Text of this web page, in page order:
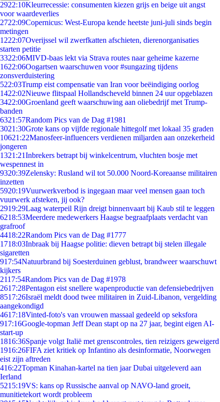
2922:10Kleurrecessie: consumenten kiezen grijs en beige uit angst
voor waardeverlies
2722:09Copernicus: West-Europa kende heetste juni-juli sinds begin
metingen
1222:07Overijssel wil zwerfkatten afschieten, dierenorganisaties
starten petitie
3322:06MIVD-baas lekt via Strava routes naar geheime kazerne
1622:06Oogartsen waarschuwen voor #sungazing tijdens
zonsverduistering
522:03Trump eist compensatie van Iran voor beëindiging oorlog
1422:02Nieuwe flitspaal Hollandscheveld binnen 24 uur opgeblazen
3422:00Groenland geeft waarschuwing aan oliebedrijf met Trump-
banden
6321:57Random Pics van de Dag #1981
3021:30Grote kans op vijfde regionale hittegolf met lokaal 35 graden
10621:22Manosfeer-influencers verdienen miljarden aan onzekerheid
jongeren
1321:21Inbrekers betrapt bij winkelcentrum, vluchten bosje met
wespennest in
9320:39Zelensky: Rusland wil tot 50.000 Noord-Koreaanse militairen
inzetten
5920:19Vuurwerkverbod is ingegaan maar veel mensen gaan toch
vuurwerk afsteken, jij ook?
2919:29Laag waterpeil Rijn dreigt binnenvaart bij Kaub stil te leggen
6218:53Meerdere medewerkers Haagse begraafplaats verdacht van
grafroof
4418:22Random Pics van de Dag #1777
1718:03Inbraak bij Haagse politie: dieven betrapt bij stelen illegale
sigaretten
917:54Natuurbrand bij Soesterduinen geblust, brandweer waarschuwt
kijkers
2117:54Random Pics van de Dag #1978
2617:28Pentagon eist snellere wapenproductie van defensiebedrijven
8517:26Israël meldt dood twee militairen in Zuid-Libanon, vergelding
aangekondigd
4617:18Vinted-foto's van vrouwen massaal gedeeld op seksfora
917:16Google-topman Jeff Dean stapt op na 27 jaar, begint eigen AI-
start-up
1816:36Spanje volgt Italië met grenscontroles, tien reizigers geweigerd
1916:26FIFA ziet kritiek op Infantino als desinformatie, Noorwegen
eist zijn aftreden
416:22Topman Kinahan-kartel na tien jaar Dubai uitgeleverd aan
Ierland
5215:19VS: kans op Russische aanval op NAVO-land groeit,
munitietekort wordt probleem